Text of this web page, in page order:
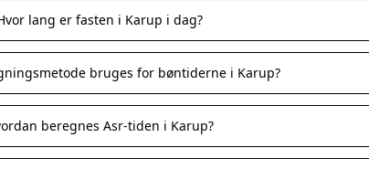
lang er fasten i Karup i dag?
bruges for bøntiderne i Karup?
beregnes Asr-tiden i Karup?